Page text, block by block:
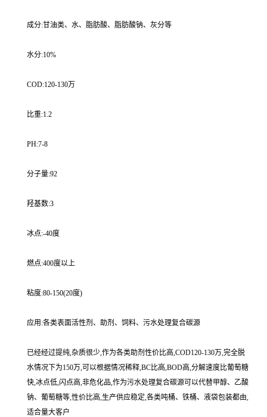
成分:甘油类、水、脂肪酸、脂肪酸钠、灰分等
水分:10%
COD:120-130万
比重:1.2
PH:7-8
分子量:92
羟基数:3
冰点:-40度
燃点:400度以上
粘度:80-150(20度)
应用:各类表面活性剂、助剂、饲料、污水处理复合碳源
已经经过提纯,杂质很少,作为各类助剂性价比高,COD120-130万,完全脱
水情况下为150万,可以根据情况稀释,BC比高,BOD高,分解速度比葡萄糖
快,冰点低,闪点高,非危化品,作为污水处理复合碳源可以代替甲醇、乙酸
钠、葡萄糖等,性价比高,生产供应稳定,各类吨桶、铁桶、液袋包装都由,
适合量大客户